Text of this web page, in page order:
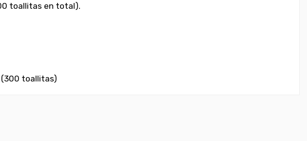
toallitas en total).
(300 toallitas)